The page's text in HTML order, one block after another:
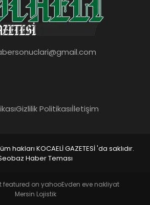
Gizlilik Politikasıİletişim
hakları KOCAELİ GAZETESİ 'da saklıdır.
Haber Teması
featured on yahooEvden eve nakliyat
Mersin Lojistik